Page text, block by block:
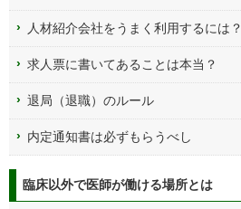
人材紹介会社をうまく利用するには？
求人票に書いてあることは本当？
退局（退職）のルール
内定通知書は必ずもらうべし
臨床以外で医師が働ける場所とは